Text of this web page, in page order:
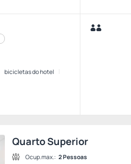
bicicletas do hotel
Quarto Superior
Ocup.max.: 2 Pessoas